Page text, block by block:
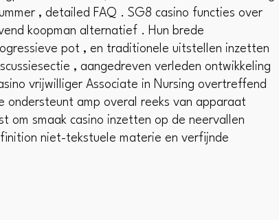
, detailed FAQ . SG8 casino functies over
koopman alternatief . Hun brede
pot , en traditionele uitstellen inzetten
, aangedreven verleden ontwikkeling
vrijwilliger Associate in Nursing overtreffend
amp overal reeks van apparaat
om smaak casino inzetten op de neervallen
niet-tekstuele materie en verfijnde